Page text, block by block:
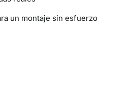
un montaje sin esfuerzo